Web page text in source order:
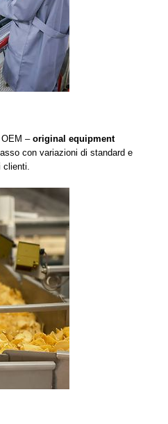
OEM – original equipment
con variazioni di standard e
clienti.